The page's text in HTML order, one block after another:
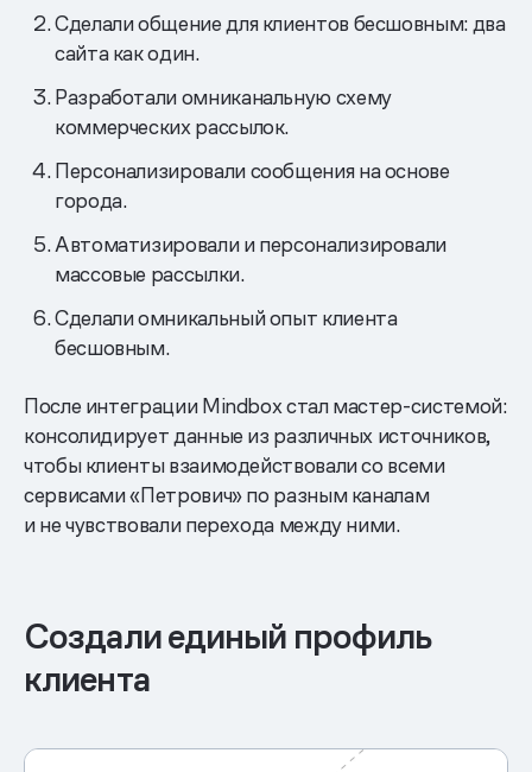
Сделали общение для клиентов бесшовным: два
сайта как один.
Разработали омниканальную схему
коммерческих рассылок.
Персонализировали сообщения на основе
города.
Автоматизировали и персонализировали
массовые рассылки.
Сделали омникальный опыт клиента
бесшовным.
После интеграции Mindbox стал мастер-системой:
консолидирует данные из различных источников,
чтобы клиенты взаимодействовали со всеми
сервисами «Петрович» по разным каналам
и не чувствовали перехода между ними.
Создали единый профиль
клиента